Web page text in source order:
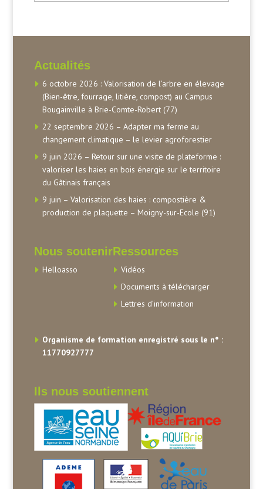
Actualités
6 octobre 2026 : Valorisation de l’arbre en élevage
(Bien-être, fourrage, litière, compost) au Campus
Bougainville à Brie-Comte-Robert (77)
22 septembre 2026 – Adapter ma ferme au
changement climatique – le levier agroforestier
9 juin 2026 – Retour sur une visite de plateforme :
valoriser les haies en bois énergie sur le territoire
du Gâtinais français
9 juin – Valorisation des haies : compostière &
production de plaquette – Moigny-sur-Ecole (91)
Nous soutenir
Helloasso
Ressources
Vidéos
Documents à télécharger
Lettres d’information
Organisme de formation enregistré sous le n° :
11770927777
Ils nous soutiennent